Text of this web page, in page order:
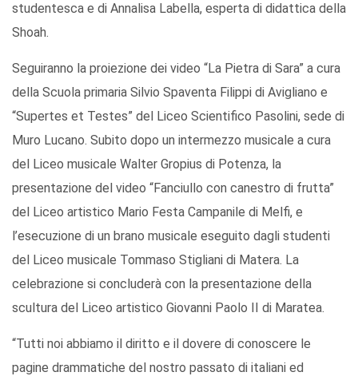
studentesca e di Annalisa Labella, esperta di didattica della
Shoah.
Seguiranno la proiezione dei video “La Pietra di Sara” a cura
della Scuola primaria Silvio Spaventa Filippi di Avigliano e
“Supertes et Testes” del Liceo Scientifico Pasolini, sede di
Muro Lucano. Subito dopo un intermezzo musicale a cura
del Liceo musicale Walter Gropius di Potenza, la
presentazione del video “Fanciullo con canestro di frutta”
del Liceo artistico Mario Festa Campanile di Melfi, e
l’esecuzione di un brano musicale eseguito dagli studenti
del Liceo musicale Tommaso Stigliani di Matera. La
celebrazione si concluderà con la presentazione della
scultura del Liceo artistico Giovanni Paolo II di Maratea.
“Tutti noi abbiamo il diritto e il dovere di conoscere le
pagine drammatiche del nostro passato di italiani ed